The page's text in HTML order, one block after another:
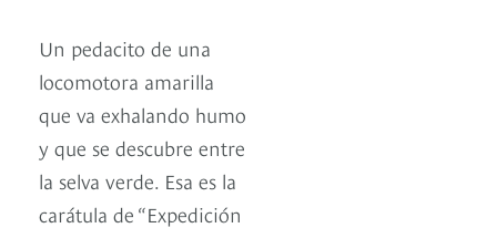
Un pedacito de una
locomotora amarilla
que va exhalando humo
y que se descubre entre
la selva verde. Esa es la
carátula de “Expedición